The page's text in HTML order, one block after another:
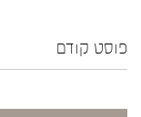
פוסט קודם